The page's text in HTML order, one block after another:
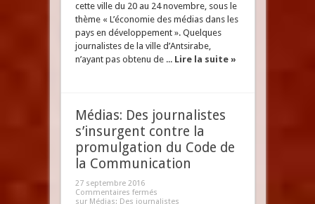
cette ville du 20 au 24 novembre, sous le
thème « L’économie des médias dans les
pays en développement ». Quelques
journalistes de la ville d’Antsirabe,
n’ayant pas obtenu de ... Lire la suite »
Médias: Des journalistes
s’insurgent contre la
promulgation du Code de
la Communication
27 septembre 2016
Commentaires fermés
sur Médias: Des journalistes